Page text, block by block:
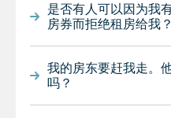
是否有人可以因为我
房券而拒绝租房给我？
我的房东要赶我走。
吗？